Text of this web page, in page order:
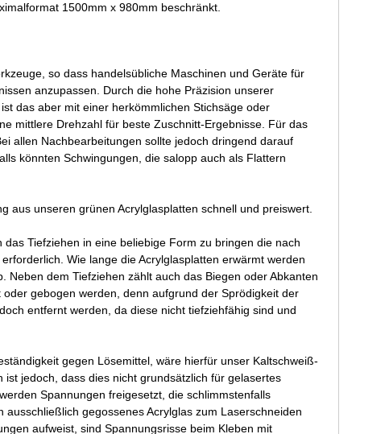
1500mm x 980mm beschränkt.
so dass handelsübliche Maschinen und Geräte für
anzupassen. Durch die hohe Präzision unserer
das aber mit einer herkömmlichen Stichsäge oder
mittlere Drehzahl für beste Zuschnitt-Ergebnisse. Für das
allen Nachbearbeitungen sollte jedoch dringend darauf
könnten Schwingungen, die salopp auch als Flattern
aus unseren grünen Acrylglasplatten schnell und preiswert.
Tiefziehen in eine beliebige Form zu bringen die nach
Wie lange die Acrylglasplatten erwärmt werden
dem Tiefziehen zählt auch das Biegen oder Abkanten
gebogen werden, denn aufgrund der Sprödigkeit der
entfernt werden, da diese nicht tiefziehfähig sind und
gegen Lösemittel, wäre hierfür unser Kaltschweiß-
jedoch, dass dies nicht grundsätzlich für gelasertes
Spannungen freigesetzt, die schlimmstenfalls
gegossenes Acrylglas zum Laserschneiden
aufweist, sind Spannungsrisse beim Kleben mit